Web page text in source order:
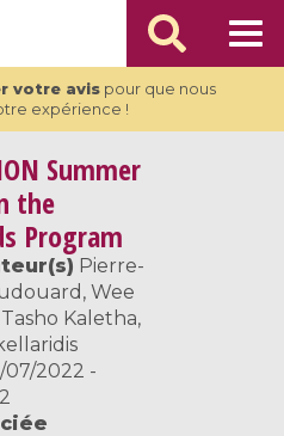
votre avispour que nous
expérience !
Summer
the
Program
Pierre-
Wee
Kaletha,
07/2022 -